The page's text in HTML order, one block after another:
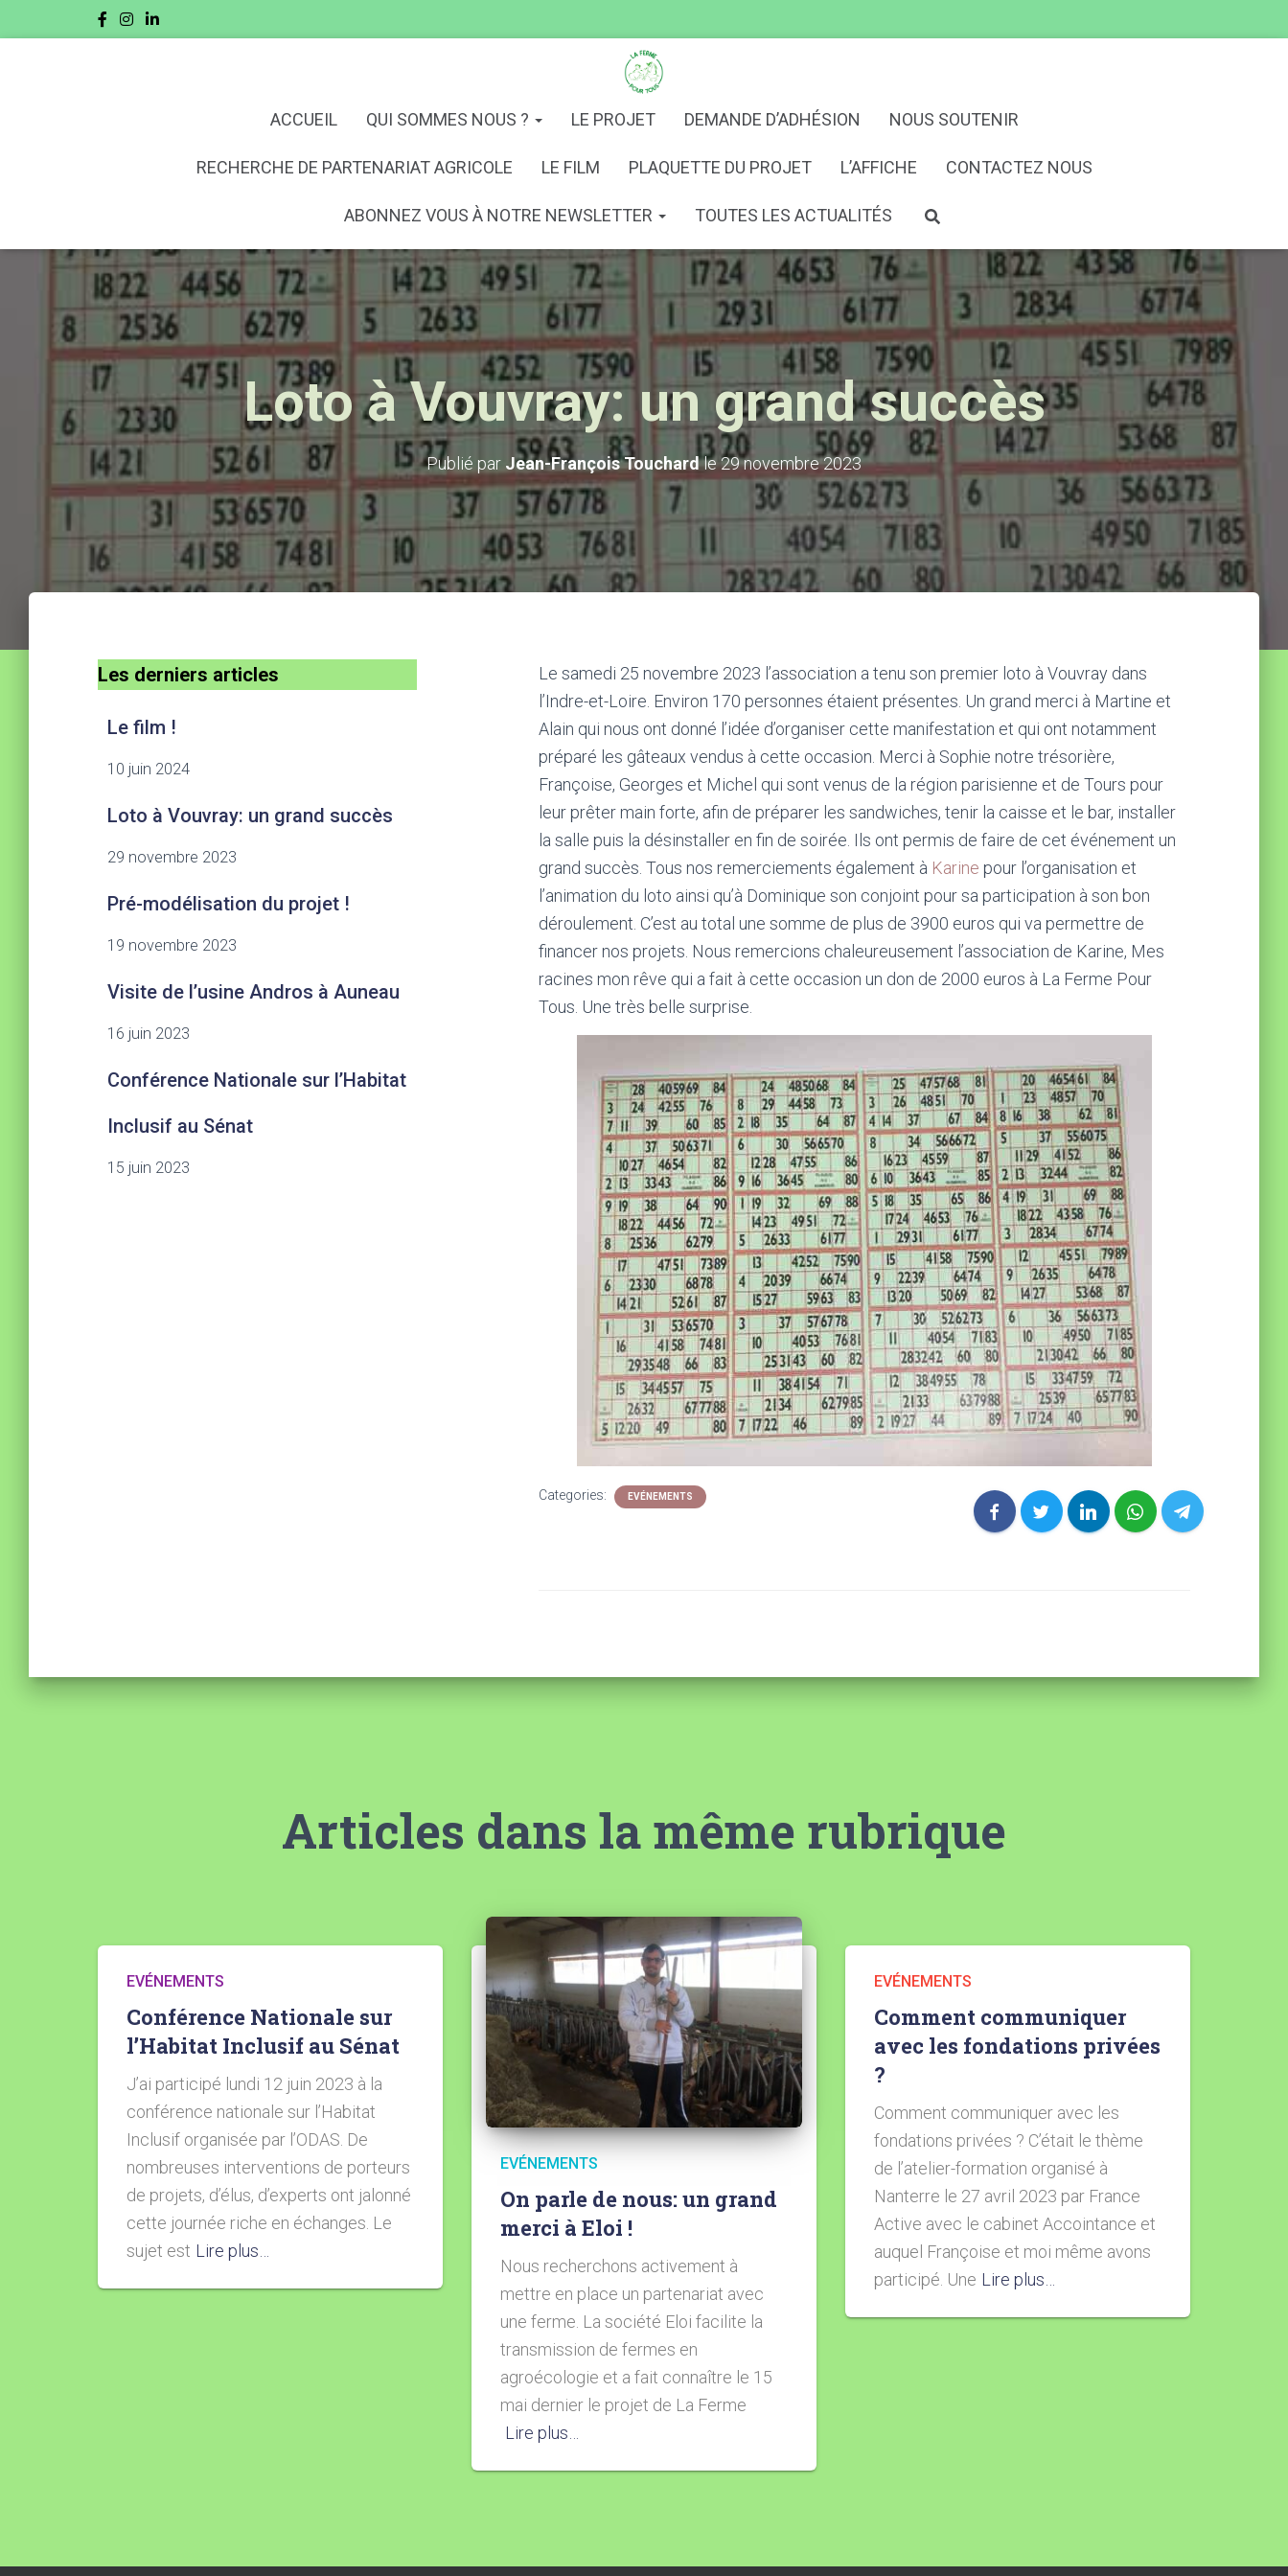
ACCUEIL QUI SOMMES NOUS ? LE PROJET DEMANDE D’ADHÉSION NOUS SOUTENIR
RECHERCHE DE PARTENARIAT AGRICOLE LE FILM PLAQUETTE DU PROJET L’AFFICHE CONTACTEZ NOUS
ABONNEZ VOUS À NOTRE NEWSLETTER TOUTES LES ACTUALITÉS
Loto à Vouvray: un grand succès
Publié par Jean-François Touchardle29 novembre 2023
Les derniers articles
Le film !
10 juin 2024
Loto à Vouvray: un grand succès
29 novembre 2023
Pré-modélisation du projet !
19 novembre 2023
Visite de l’usine Andros à Auneau
16 juin 2023
Conférence Nationale sur l’Habitat
Inclusif au Sénat
15 juin 2023
Le samedi 25 novembre 2023 l’association a tenu son premier loto à Vouvray dans
l’Indre-et-Loire. Environ 170 personnes étaient présentes. Un grand merci à Martine et
Alain qui nous ont donné l’idée d’organiser cette manifestation et qui ont notamment
préparé les gâteaux vendus à cette occasion. Merci à Sophie notre trésorière,
Françoise, Georges et Michel qui sont venus de la région parisienne et de Tours pour
leur prêter main forte, afin de préparer les sandwiches, tenir la caisse et le bar, installer
la salle puis la désinstaller en fin de soirée. Ils ont permis de faire de cet événement un
grand succès. Tous nos remerciements également à Karine pour l’organisation et
l’animation du loto ainsi qu’à Dominique son conjoint pour sa participation à son bon
déroulement. C’est au total une somme de plus de 3900 euros qui va permettre de
financer nos projets. Nous remercions chaleureusement l’association de Karine, Mes
racines mon rêve qui a fait à cette occasion un don de 2000 euros à La Ferme Pour
Tous. Une très belle surprise.
Categories: EVÉNEMENTS
Articles dans la même rubrique
EVÉNEMENTS
Conférence Nationale sur
l’Habitat Inclusif au Sénat
J’ai participé lundi 12 juin 2023 à la
conférence nationale sur l’Habitat
Inclusif organisée par l’ODAS. De
nombreuses interventions de porteurs
de projets, d’élus, d’experts ont jalonné
cette journée riche en échanges. Le
sujet est Lire plus…
EVÉNEMENTS
On parle de nous: un grand
merci à Eloi !
Nous recherchons activement à
mettre en place un partenariat avec
une ferme. La société Eloi facilite la
transmission de fermes en
agroécologie et a fait connaître le 15
mai dernier le projet de La Ferme
Lire plus…
EVÉNEMENTS
Comment communiquer
avec les fondations privées
?
Comment communiquer avec les
fondations privées ? C’était le thème
de l’atelier-formation organisé à
Nanterre le 27 avril 2023 par France
Active avec le cabinet Accointance et
auquel Françoise et moi même avons
participé. Une Lire plus…